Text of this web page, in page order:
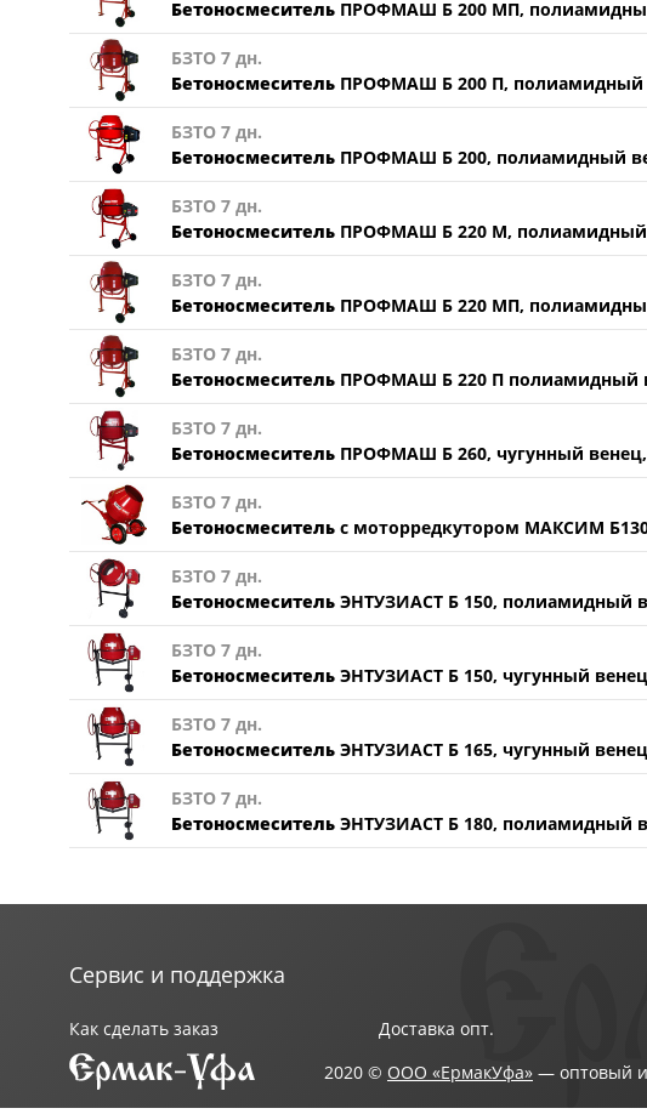
Бетоносмеситель ПРОФМАШ Б 200 МП,
БЗТО 7 дн.
Бетоносмеситель ПРОФМАШ Б 200 П, полиамидный
БЗТО 7 дн.
Бетоносмеситель ПРОФМАШ Б 200, полиамидный
БЗТО 7 дн.
Бетоносмеситель ПРОФМАШ Б 220 М, полиамидный
БЗТО 7 дн.
Бетоносмеситель ПРОФМАШ Б 220 МП,
БЗТО 7 дн.
Бетоносмеситель ПРОФМАШ Б 220 П полиамидный
БЗТО 7 дн.
Бетоносмеситель ПРОФМАШ Б 260, чугунный
БЗТО 7 дн.
Бетоносмеситель с моторредкутором МАКСИМ
БЗТО 7 дн.
Бетоносмеситель ЭНТУЗИАСТ Б 150, полиамидный
БЗТО 7 дн.
Бетоносмеситель ЭНТУЗИАСТ Б 150, чугунный венец
БЗТО 7 дн.
Бетоносмеситель ЭНТУЗИАСТ Б 165, чугунный венец
БЗТО 7 дн.
Бетоносмеситель ЭНТУЗИАСТ Б 180, полиамидный
Сервис и поддержка
Как сделать заказ Доставка опт.
2020 © ООО «ЕрмакУфа» — оптовый